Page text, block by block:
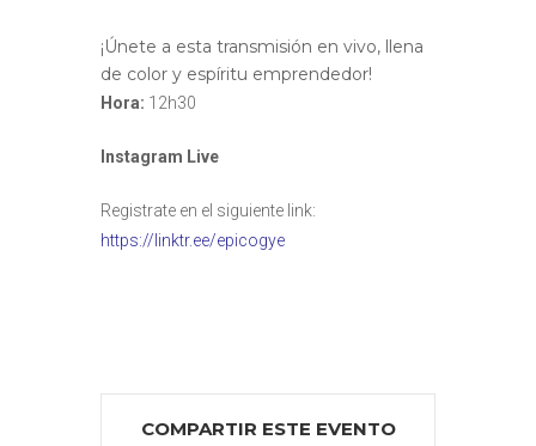
¡Únete a esta transmisión en vivo, llena
de color y espíritu emprendedor!
Hora: 12h30
Instagram Live
Registrate en el siguiente link:
https://linktr.ee/epicogye
COMPARTIR ESTE EVENTO